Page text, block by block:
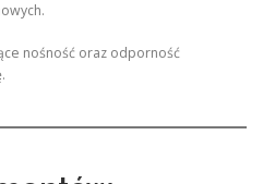
nośność oraz odporność